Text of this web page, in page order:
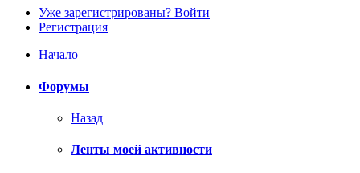
Уже зарегистрированы? Войти
Регистрация
Начало
Форумы
Назад
Ленты моей активности